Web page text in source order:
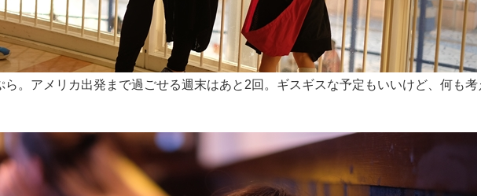
ら。アメリカ出発まで過ごせる週末はあと2回。ギスギスな予定もいいけど、何も考